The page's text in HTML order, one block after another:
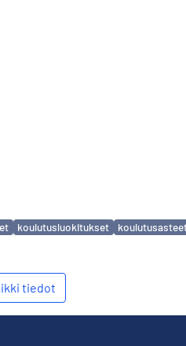
koulutusluokitukset
tiedot